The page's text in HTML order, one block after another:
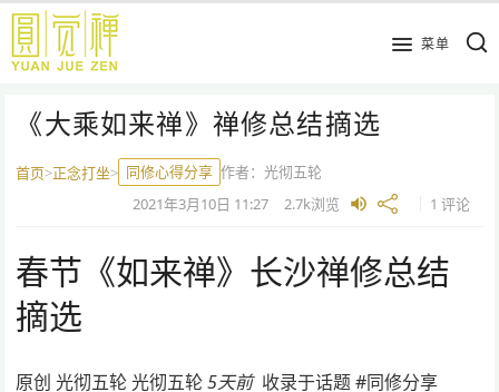
跳
主
菜单
《大乘如来禅》禅修总结摘选​
首页>正念打坐> 同修心得分享 作者：光彻五轮
2021年3月10日 11:27 2.7k浏览 1 评论
春节《如来禅》长沙禅修总结
摘选​
原创 光彻五轮 光彻五轮 5天前 收录于话题 #同修分享